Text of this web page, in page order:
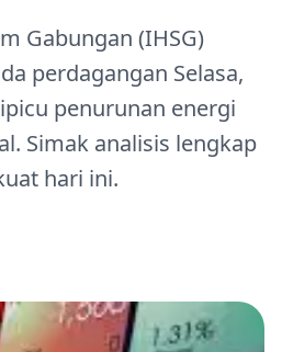
Gabungan (IHSG)
perdagangan Selasa,
penurunan energi
Simak analisis lengkap
hari ini.